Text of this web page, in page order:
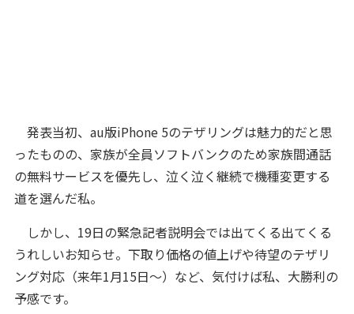
発表当初、au版iPhone 5のテザリングは魅力的だと思
ったものの、家族が全員ソフトバンクのため家族間通話
の無料サービスを優先し、泣く泣く継続で機種変更する
道を選んだ私。
しかし、19日の緊急記者説明会では出てくる出てくる
うれしいお知らせ。下取り価格の値上げや待望のテザリ
ング対応（来年1月15日～）など、気付けば私、大勝利の
予感です。